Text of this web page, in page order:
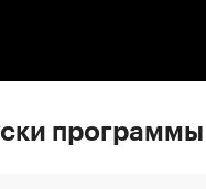
программы